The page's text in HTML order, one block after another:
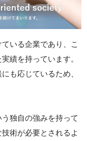
いる企業であり、こ
績を持っています。
も応じているため、
独自の強みを持って
術が必要とされるよ